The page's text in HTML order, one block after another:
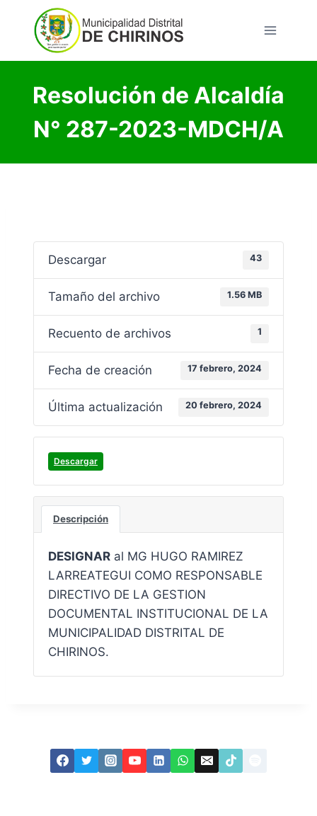
contenido
Resolución de Alcaldía
N° 287-2023-MDCH/A
Descargar 43
Tamaño del archivo 1.56 MB
Recuento de archivos 1
Fecha de creación 17 febrero, 2024
Última actualización 20 febrero, 2024
Descargar
Descripción
DESIGNAR al MG HUGO RAMIREZ
LARREATEGUI COMO RESPONSABLE
DIRECTIVO DE LA GESTION
DOCUMENTAL INSTITUCIONAL DE LA
MUNICIPALIDAD DISTRITAL DE
CHIRINOS.